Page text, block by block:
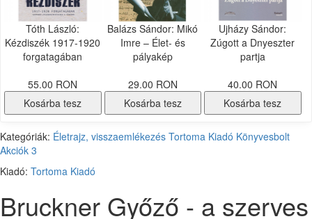
Tóth László:
Kézdiszék 1917-1920
forgatagában
55.00 RON
Kosárba tesz
Balázs Sándor: Mikó
Imre – Élet- és
pályakép
29.00 RON
Kosárba tesz
Ujházy Sándor:
Zúgott a Dnyeszter
partja
40.00 RON
Kosárba tesz
Kategóriák: Életrajz, visszaemlékezés Tortoma Kiadó Könyvesbolt
Akciók 3
Kiadó: Tortoma Kiadó
Bruckner Győző - a szerves